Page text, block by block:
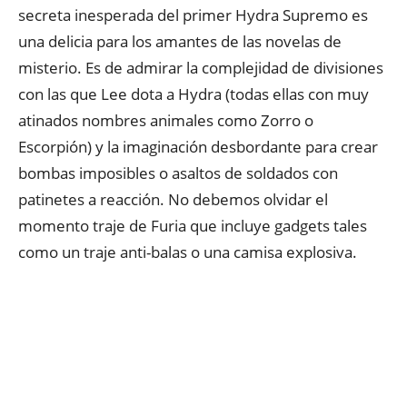
secreta inesperada del primer Hydra Supremo es
una delicia para los amantes de las novelas de
misterio. Es de admirar la complejidad de divisiones
con las que Lee dota a Hydra (todas ellas con muy
atinados nombres animales como Zorro o
Escorpión) y la imaginación desbordante para crear
bombas imposibles o asaltos de soldados con
patinetes a reacción. No debemos olvidar el
momento traje de Furia que incluye gadgets tales
como un traje anti-balas o una camisa explosiva.